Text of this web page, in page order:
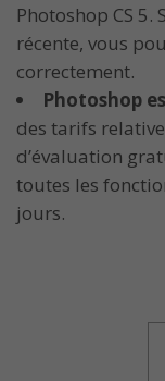
Photoshop CS
récente, vous
correctement.
Photoshop
des tarifs
d’évaluation
toutes les
jours.